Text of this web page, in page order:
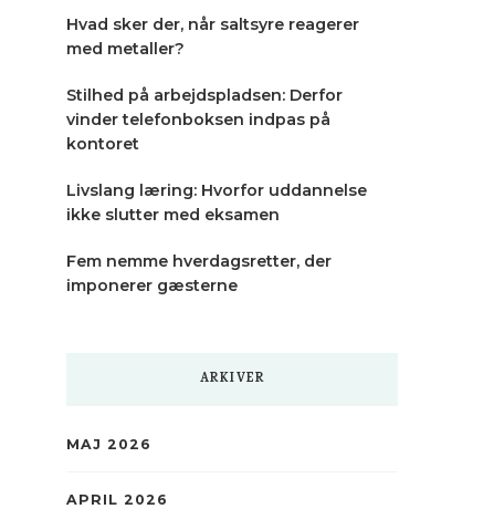
Hvad sker der, når saltsyre reagerer
med metaller?
Stilhed på arbejdspladsen: Derfor
vinder telefonboksen indpas på
kontoret
Livslang læring: Hvorfor uddannelse
ikke slutter med eksamen
Fem nemme hverdagsretter, der
imponerer gæsterne
ARKIVER
MAJ 2026
APRIL 2026